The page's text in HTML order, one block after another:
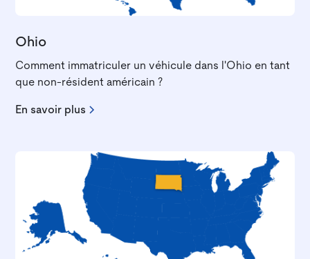
Ohio
Comment immatriculer un véhicule dans l'Ohio en tant
que non-résident américain ?
En savoir plus